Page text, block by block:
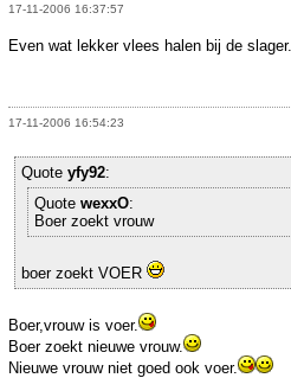
17-11-2006 16:37:57
Even wat lekker vlees halen bij de slager.
17-11-2006 16:54:23
Quote yfy92:
Quote wexxO:
Boer zoekt vrouw
boer zoekt VOER
Boer,vrouw is voer.
Boer zoekt nieuwe vrouw.
Nieuwe vrouw niet goed ook voer.